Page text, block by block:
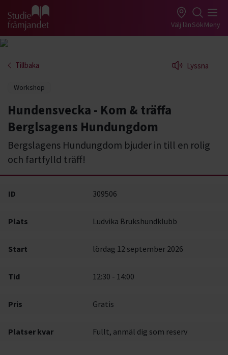
Gå till studiefrämjandets startsida Välj länSökMeny
Tillbaka Lyssna
Workshop
Hundensvecka - Kom & träffa
Berglsagens Hundungdom
Bergslagens Hundungdom bjuder in till en rolig
och fartfylld träff!
ID 309506
Plats Ludvika Brukshundklubb
Start lördag 12 september 2026
Tid 12:30 - 14:00
Pris Gratis
Platser kvar Fullt, anmäl dig som reserv